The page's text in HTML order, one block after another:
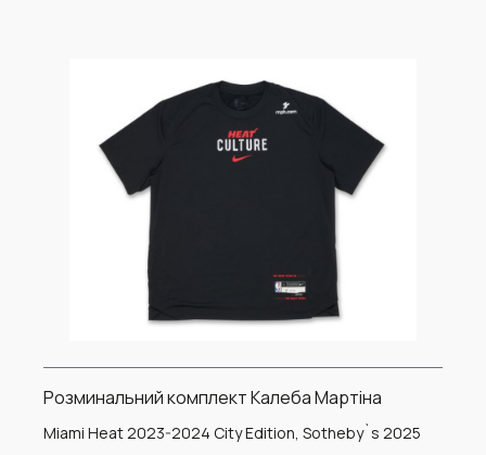
Розминальний комплект Калеба Мартіна
Miami Heat 2023-2024 City Edition, Sotheby`s 2025